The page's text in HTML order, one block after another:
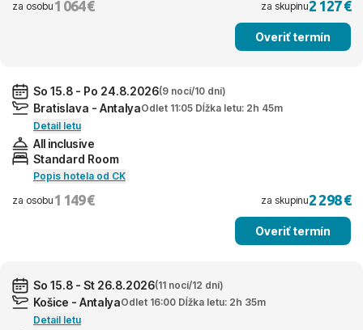
za osobu 1 064 € za skupinu2 127 €
Overiť termín
So 15.8 - Po 24.8.2026(9 nocí/10 dní)
Bratislava - AntalyaOdlet 11:05 Dĺžka letu: 2h 45m
Detail letu
All inclusive
Standard Room
Popis hotela od CK
za osobu 1 149 € za skupinu2 298 €
Overiť termín
So 15.8 - St 26.8.2026(11 nocí/12 dní)
Košice - AntalyaOdlet 16:00 Dĺžka letu: 2h 35m
Detail letu